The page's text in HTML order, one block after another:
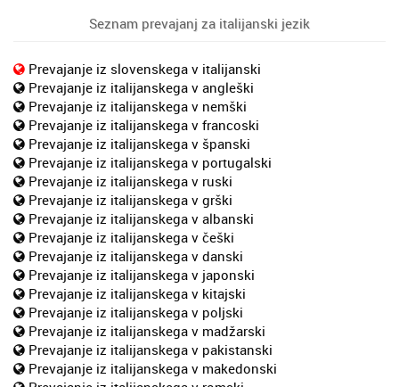
Seznam prevajanj za italijanski jezik
Prevajanje iz slovenskega v italijanski
Prevajanje iz italijanskega v angleški
Prevajanje iz italijanskega v nemški
Prevajanje iz italijanskega v francoski
Prevajanje iz italijanskega v španski
Prevajanje iz italijanskega v portugalski
Prevajanje iz italijanskega v ruski
Prevajanje iz italijanskega v grški
Prevajanje iz italijanskega v albanski
Prevajanje iz italijanskega v češki
Prevajanje iz italijanskega v danski
Prevajanje iz italijanskega v japonski
Prevajanje iz italijanskega v kitajski
Prevajanje iz italijanskega v poljski
Prevajanje iz italijanskega v madžarski
Prevajanje iz italijanskega v pakistanski
Prevajanje iz italijanskega v makedonski